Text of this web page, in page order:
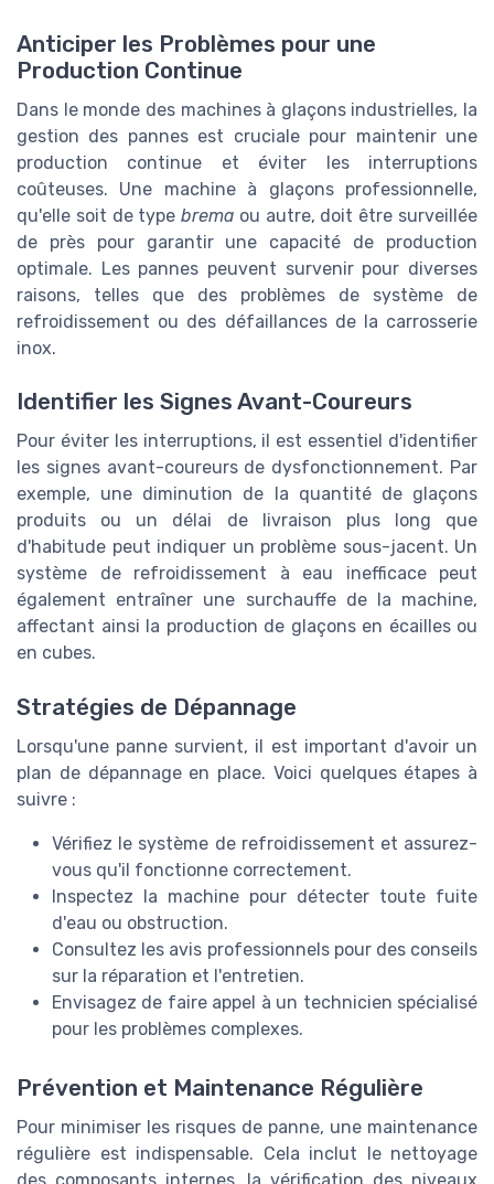
Anticiper les Problèmes pour une
Production Continue
Dans le monde des machines à glaçons industrielles, la
gestion des pannes est cruciale pour maintenir une
production continue et éviter les interruptions
coûteuses. Une machine à glaçons professionnelle,
qu'elle soit de typebrema ou autre, doit être surveillée
de près pour garantir une capacité de production
optimale. Les pannes peuvent survenir pour diverses
raisons, telles que des problèmes de système de
refroidissement ou des défaillances de la carrosserie
inox.
Identifier les Signes Avant-Coureurs
Pour éviter les interruptions, il est essentiel d'identifier
les signes avant-coureurs de dysfonctionnement. Par
exemple, une diminution de la quantité de glaçons
produits ou un délai de livraison plus long que
d'habitude peut indiquer un problème sous-jacent. Un
système de refroidissement à eau inefficace peut
également entraîner une surchauffe de la machine,
affectant ainsi la production de glaçons en écailles ou
en cubes.
Stratégies de Dépannage
Lorsqu'une panne survient, il est important d'avoir un
plan de dépannage en place. Voici quelques étapes à
suivre :
Vérifiez le système de refroidissement et assurez-
vous qu'il fonctionne correctement.
Inspectez la machine pour détecter toute fuite
d'eau ou obstruction.
Consultez les avis professionnels pour des conseils
sur la réparation et l'entretien.
Envisagez de faire appel à un technicien spécialisé
pour les problèmes complexes.
Prévention et Maintenance Régulière
Pour minimiser les risques de panne, une maintenance
régulière est indispensable. Cela inclut le nettoyage